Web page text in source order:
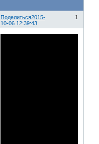
Поделиться 1
2015-
10-06 12:39:43